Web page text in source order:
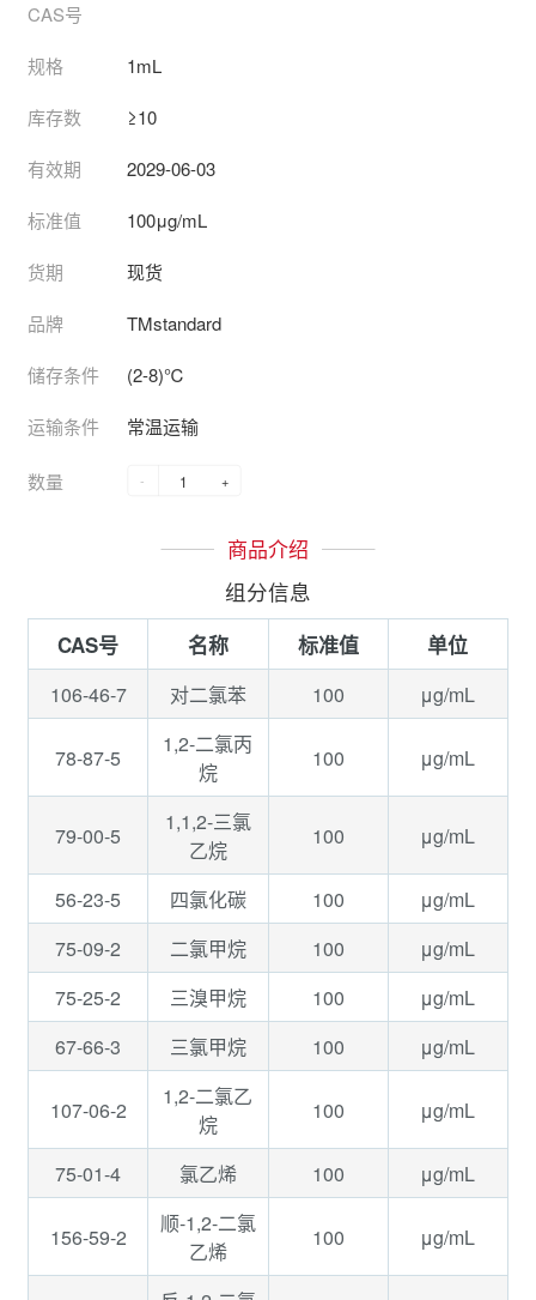
CAS号
规格 1mL
库存数 ≥10
有效期 2029-06-03
标准值 100μg/mL
货期 现货
品牌 TMstandard
储存条件 (2-8)℃
运输条件 常温运输
数量 - +
商品介绍
组分信息
CAS号 名称 标准值 单位
106-46-7 对二氯苯 100 μg/mL
78-87-5
1,2-二氯丙
烷
100 μg/mL
79-00-5
1,1,2-三氯
乙烷
100 μg/mL
56-23-5 四氯化碳 100
μg/mL
75-09-2
二氯甲烷 100
μg/mL
75-25-2
三溴甲烷 100
μg/mL
67-66-3
三氯甲烷 100 μg/mL
107-06-2
1,2-二氯乙
烷
100 μg/mL
75-01-4 氯乙烯 100 μg/mL
156-59-2
顺-1,2-二氯
乙烯
100 μg/mL